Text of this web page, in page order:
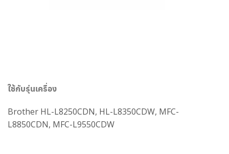
ใช้กับรุ่นเครื่อง
Brother HL-L8250CDN, HL-L8350CDW, MFC-
L8850CDN, MFC-L9550CDW